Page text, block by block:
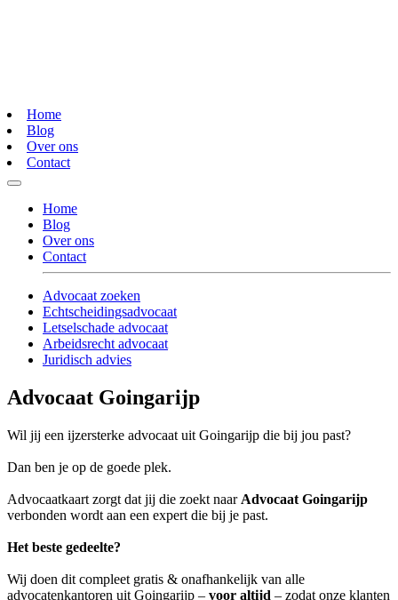
Home
Blog
Over ons
Contact
Home
Blog
Over ons
Contact
Advocaat zoeken
Echtscheidingsadvocaat
Letselschade advocaat
Arbeidsrecht advocaat
Juridisch advies
Advocaat Goingarijp
Wil jij een ijzersterke advocaat uit Goingarijp die bij jou past?
Dan ben je op de goede plek.
Advocaatkaart zorgt dat jij die zoekt naar Advocaat Goingarijp
verbonden wordt aan een expert die bij je past.
Het beste gedeelte?
Wij doen dit compleet gratis & onafhankelijk van alle
advocatenkantoren uit Goingarijp – voor altijd – zodat onze klanten